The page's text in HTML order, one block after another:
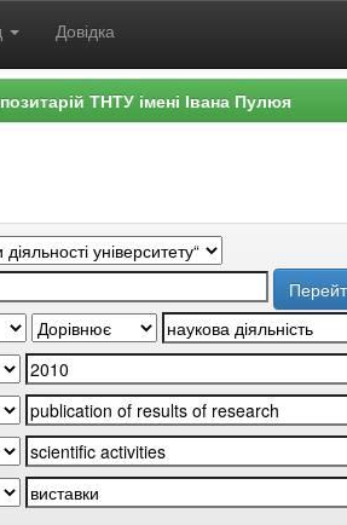
Довідка
ТНТУ імені Івана Пулюя